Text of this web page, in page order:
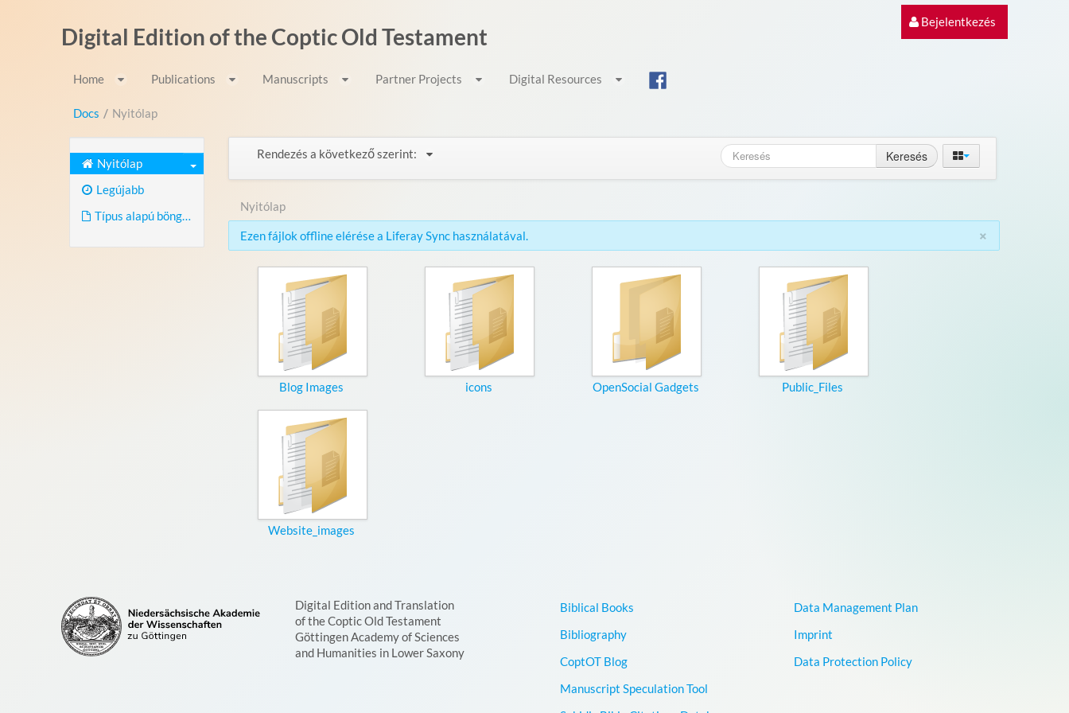
Bejelentkezés
Digital Edition of the Coptic Old Testament
Home Publications Manuscripts Partner Projects Digital Resources
Docs / Nyitólap
Nyitólap
Legújabb
Típus alapú böngészés
Rendezés a következő szerint: Keresés
Nyitólap
×
Ezen fájlok offline elérése a Liferay Sync használatával.
Blog Images icons OpenSocial Gadgets Public_Files
Website_images
Digital Edition and Translation
of the Coptic Old Testament
Göttingen Academy of Sciences
and Humanities in Lower Saxony
Biblical Books
Bibliography
CoptOT Blog
Manuscript Speculation Tool
Data Management Plan
Imprint
Data Protection Policy